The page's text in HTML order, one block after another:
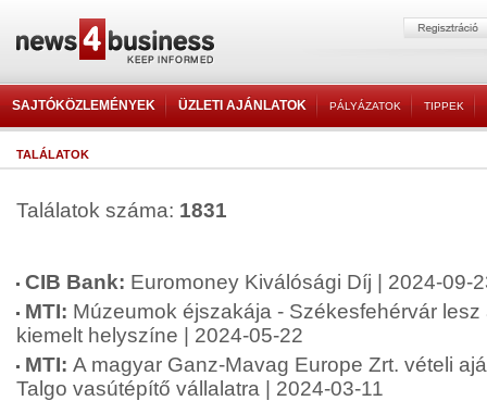
SAJTÓKÖZLEMÉNYEK ÜZLETI AJÁNLATOK PÁLYÁZATOK TIPPEK
TALÁLATOK
Találatok száma: 1831
CIB Bank: Euromoney Kiválósági Díj | 2024-09-
MTI: Múzeumok éjszakája - Székesfehérvár
kiemelt helyszíne | 2024-05-22
MTI: A magyar Ganz-Mavag Europe Zrt. vételi
Talgo vasútépítő vállalatra | 2024-03-11